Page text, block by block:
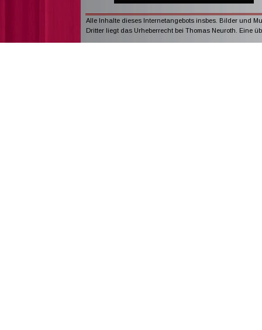
Alle Inhalte dieses Internetangebots insbes. Bilder und
Dritter liegt das Urheberrecht bei Thomas Neuroth. Eine